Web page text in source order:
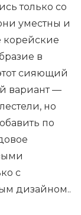
только со
уместны и
корейские
в
сияющий
вариант —
но
по
с
дизайном..